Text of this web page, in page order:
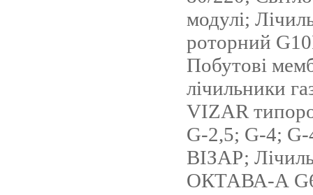
модулі;
роторний
Побутові
лічильники
VIZAR
G-2,5; G-4;
ВІЗАР;
ОКТАВА-А